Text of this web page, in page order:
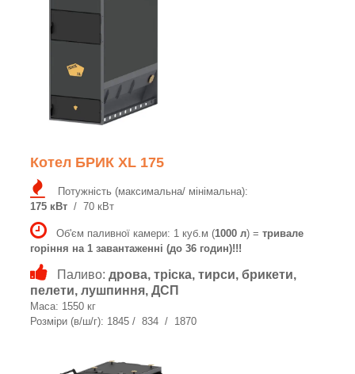
Котел БРИК XL 175
Потужність (максимальна/ мінімальна):
175 кВт / 70 кВт
Об'єм паливної камери: 1 куб.м (1000 л) = тривале
горіння на 1 завантаженні (до 36 годин)!!!
Паливо: дрова, тріска, тирси, брикети,
пелети, лушпиння, ДСП
Маса: 1550 кг
Розміри (в/ш/г): 1845 / 834 / 1870